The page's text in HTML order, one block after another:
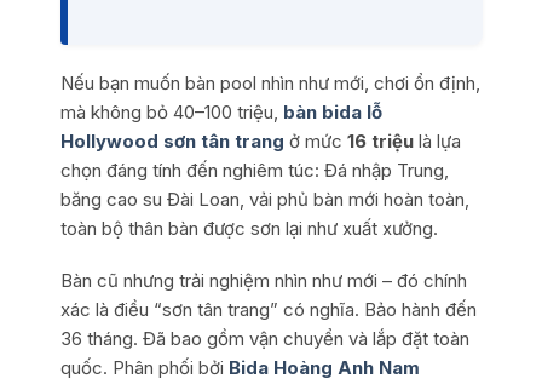
Nếu bạn muốn bàn pool nhìn như mới, chơi ổn định,
mà không bỏ 40–100 triệu, bàn bida lỗ
Hollywood sơn tân trang ở mức 16 triệulà lựa
chọn đáng tính đến nghiêm túc: Đá nhập Trung,
băng cao su Đài Loan, vải phủ bàn mới hoàn toàn,
toàn bộ thân bàn được sơn lại như xuất xưởng.
Bàn cũ nhưng trải nghiệm nhìn như mới – đó chính
xác là điều “sơn tân trang” có nghĩa. Bảo hành đến
36 tháng. Đã bao gồm vận chuyển và lắp đặt toàn
quốc. Phân phối bởi Bida Hoàng Anh Nam